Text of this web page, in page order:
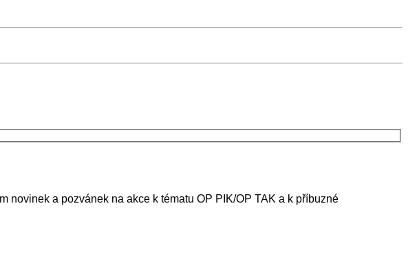
a pozvánek na akce k tématu OP PIK/OP TAK a k příbuzné